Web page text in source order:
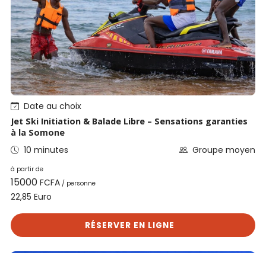
Date au choix
Jet Ski Initiation & Balade Libre – Sensations garanties
à la Somone
10 minutes Groupe moyen
à partir de
15000FCFA / personne
22,85Euro
RÉSERVER EN LIGNE